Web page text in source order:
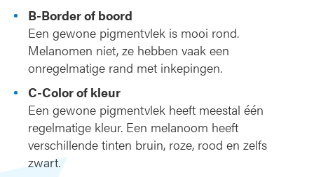
B-Border of boord
Een gewone pigmentvlek is mooi rond.
Melanomen niet, ze hebben vaak een
onregelmatige rand met inkepingen.
C-Color of kleur
Een gewone pigmentvlek heeft meestal één
regelmatige kleur. Een melanoom heeft
verschillende tinten bruin, roze, rood en zelfs
zwart.